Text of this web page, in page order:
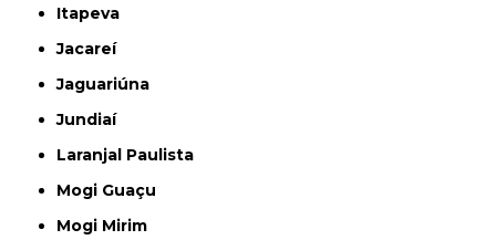
Itapeva
Jacareí
Jaguariúna
Jundiaí
Laranjal Paulista
Mogi Guaçu
Mogi Mirim